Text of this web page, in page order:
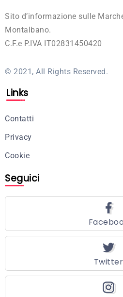
Sito d’informazione sulle
Montalbano.
C.F.e P.IVA IT02831450420
© 2021, All Rights Reserved.
Links
Contatti
Privacy
Cookie
Seguici
Twitter